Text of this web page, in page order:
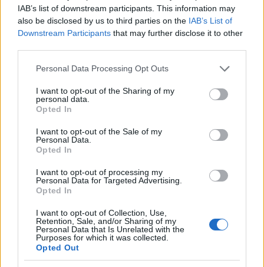
IAB’s list of downstream participants. This information may
also be disclosed by us to third parties on the IAB’s List of
Downstream Participants that may further disclose it to other
Please note that this website/app uses one or more Google
not limited to your visit or usage behaviour. You may click to
grant or deny consent to Google and its third-party tags to
use your data for below specified purposes in below Google
consent section.
Personal Data Processing Opt Outs
I want to opt-out of the Sharing of my
personal data.
Opted In
I want to opt-out of the Sale of my
Personal Data.
Opted In
I want to opt-out of processing my
Personal Data for Targeted Advertising.
Opted In
I want to opt-out of Collection, Use,
Retention, Sale, and/or Sharing of my
Personal Data that Is Unrelated with the
Purposes for which it was collected.
Opted Out
törték magukat különösebben. A kilátás a fülkéből
eredeti koncepciót felborítva még jól képzett pilóták
is nehezen boldogultak a géppel - a kiképzést hamar
elkészült 104 példányt végül nem állították
hadrendbe, a hibákat valamelyest korrigáló
függetlenül a hadvezetés havonta 8 ezer legyártását
tervezte ebből a tragacsból, valós lehetőségeik
"nullás vadászgép", aMitsubishi A6M
halálkultusz áldozatául esett, akaratlanul is valós
képet adva elavultságáról. Utolsó rendszeresített
változata, azA6M7